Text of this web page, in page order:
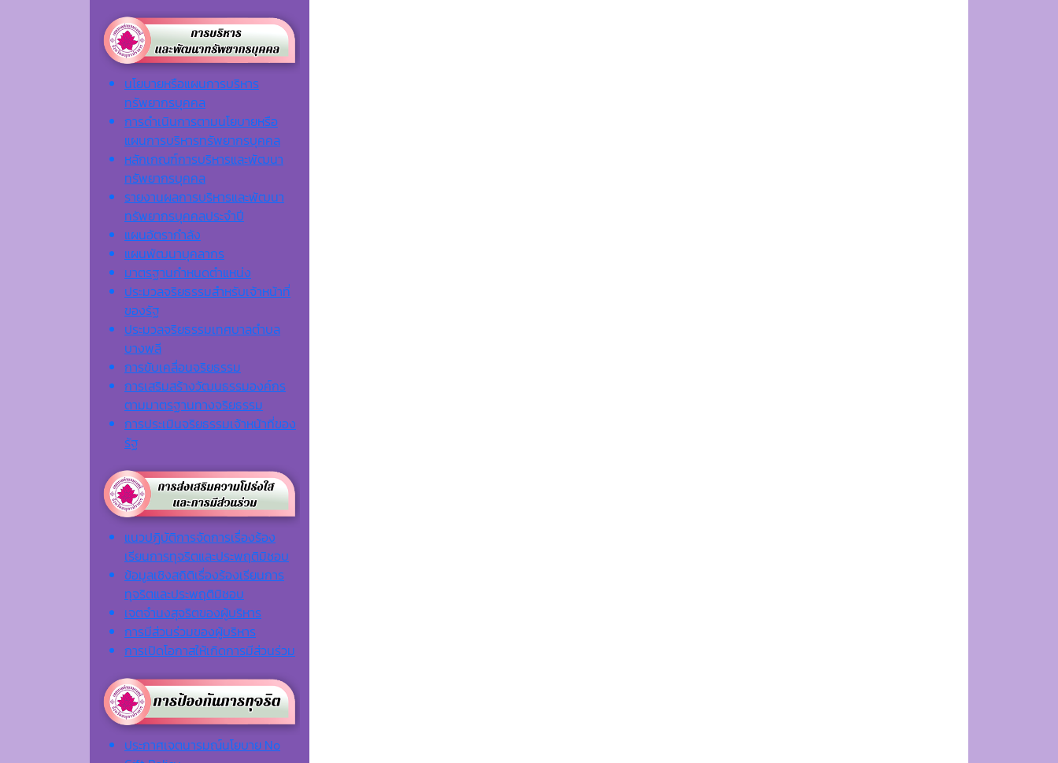
นโยบายหรือแผนการบริหาร
ทรัพยากรบุคคล
การดำเนินการตามนโยบายหรือ
แผนการบริหารทรัพยากรบุคคล
หลักเกณฑ์การบริหารและพัฒนา
ทรัพยากรบุคคล
รายงานผลการบริหารและพัฒนา
ทรัพยากรบุคคลประจำปี
แผนอัตรากำลัง
แผนพัฒนาบุคลากร
มาตรฐานกำหนดตำแหน่ง
ประมวลจริยธรรมสำหรับเจ้าหน้าที่
ของรัฐ
ประมวลจริยธรรมเทศบาลตำบล
บางพลี
การขับเคลื่อนจริยธรรม
การเสริมสร้างวัฒนธรรมองค์กร
ตามมาตรฐานทางจริยธรรม
การประเมินจริยธรรมเจ้าหน้าที่ของ
รัฐ
แนวปฏิบัติการจัดการเรื่องร้อง
เรียนการทุจริตและประพฤติมิชอบ
ข้อมูลเชิงสถิติเรื่องร้องเรียนการ
ทุจริตและประพฤติมิชอบ
เจตจํานงสุจริตของผู้บริหาร
การมีส่วนร่วมของผู้บริหาร
การเปิดโอกาสให้เกิดการมีส่วนร่วม
ประกาศเจตนารมณ์นโยบาย No